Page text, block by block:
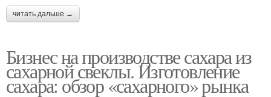
читать дальше →
Бизнес на производстве сахара из
сахарной свеклы. Изготовление
сахара: обзор «сахарного» рынка